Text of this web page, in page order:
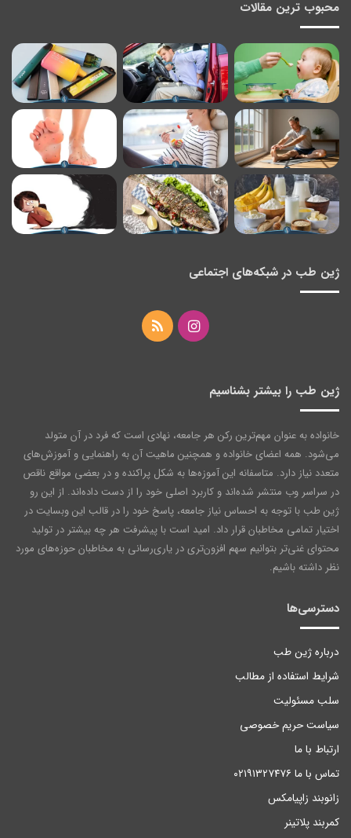
محبوب ترین مقالات
ژین طب در شبکه‌های اجتماعی
اینستاگرامخوراک
ژین طب را بیشتر بشناسیم
خانواده به عنوان مهم‌ترین رکن هر جامعه‌، نهادی است که فرد در آن متولد
می‌شود. همه اعضای خانواده و همچنین ماهیت آن به راهنمایی و آموزش‌های
متعدد نیاز دارد. متاسفانه این آموزه‌ها به شکل پراکنده و در بعضی مواقع ناقص
در سراسر وب منتشر شده‌اند و کاربرد اصلی خود را از دست داده‌اند. از این رو
ژین طب با توجه به احساس نیاز جامعه، پاسخ خود را در قالب این وبسایت در
اختیار تمامی مخاطبان قرار داد. امید است با پیشرفت هر چه بیشتر در تولید
محتوای غنی‌تر بتوانیم سهم افزون‌تری در یاری‌رسانی به مخاطبان حوزه‌های مورد
نظر داشته باشیم.
دسترسی‌ها
درباره ژین طب
شرایط استفاده از مطالب
سلب مسئولیت
سیاست حریم خصوصی
ارتباط با ما
تماس با ما ۰۲۱۹۱۳۲۷۴۷۶
زانوبند زاپیامکس
کمربند پلاتینر